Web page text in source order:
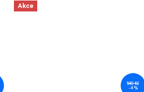
Akce
549 Kč
–4 %